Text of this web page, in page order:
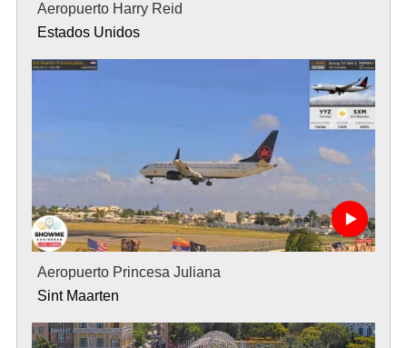
Aeropuerto Harry Reid
Estados Unidos
Aeropuerto Princesa Juliana
Sint Maarten